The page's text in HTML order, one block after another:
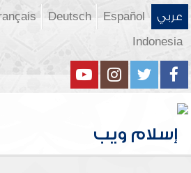
عربي Español
Deutsch
Indonesia